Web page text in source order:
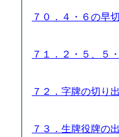
７０．４・６の早
７１．２・５、５
７２．字牌の切り
７３．生牌役牌の